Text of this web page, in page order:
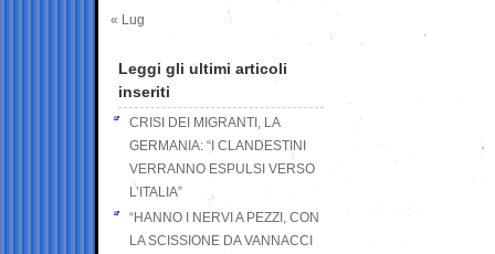
« Lug
Leggi gli ultimi articoli
inseriti
CRISI DEI MIGRANTI, LA
GERMANIA: “I CLANDESTINI
VERRANNO ESPULSI VERSO
L’ITALIA”
“HANNO I NERVI A PEZZI, CON
LA SCISSIONE DA VANNACCI